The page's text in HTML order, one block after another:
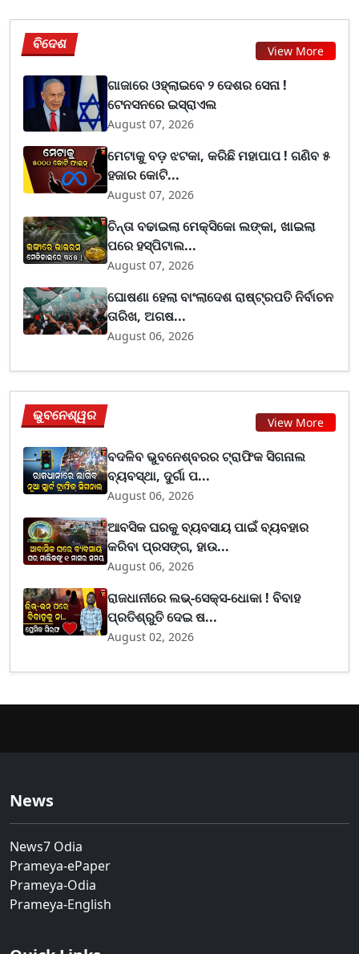
ବିଦେଶ View More
ଗାଜାରେ ଓହ୍ଲାଇବେ ୨ ଦେଶର ସେନା !
ଟେନସନରେ ଇସ୍ରାଏଲ
August 07, 2026
ମେଟାକୁ ବଡ଼ ଝଟକା, କରିଛି ମହାପାପ ! ଗଣିବ ୫
ହଜାର କୋଟି...
August 07, 2026
ଚିନ୍ତା ବଢାଇଲା ମେକ୍ସିକୋ ଲଙ୍କା, ଖାଇଲା
ପରେ ହସ୍ପିଟାଲ...
August 07, 2026
ଘୋଷଣା ହେଲା ବାଂଲାଦେଶ ରାଷ୍ଟ୍ରପତି ନିର୍ବାଚନ
ତାରିଖ, ଅଗଷ...
August 06, 2026
ଭୁବନେଶ୍ୱର View More
ବଦଳିବ ଭୁବନେଶ୍ବରର ଟ୍ରାଫିକ ସିଗନାଲ
ବ୍ୟବସ୍ଥା, ଦୁର୍ଗା ପ...
August 06, 2026
ଆବସିକ ଘରକୁ ବ୍ୟବସାୟ ପାଇଁ ବ୍ୟବହାର
କରିବା ପ୍ରସଙ୍ଗ, ହାଉ...
August 06, 2026
ରାଜଧାନୀରେ ଲଭ୍-ସେକ୍ସ-ଧୋକା ! ବିବାହ
ପ୍ରତିଶ୍ରୁତି ଦେଇ ଷ...
August 02, 2026
News
News7 Odia
Prameya-ePaper
Prameya-Odia
Prameya-English